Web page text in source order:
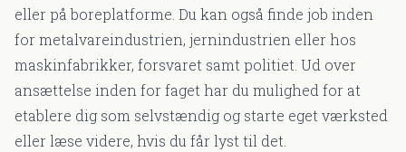
eller på boreplatforme. Du kan også finde job inden
for metalvareindustrien, jernindustrien eller hos
maskinfabrikker, forsvaret samt politiet. Ud over
ansættelse inden for faget har du mulighed for at
etablere dig som selvstændig og starte eget værksted
eller læse videre, hvis du får lyst til det.